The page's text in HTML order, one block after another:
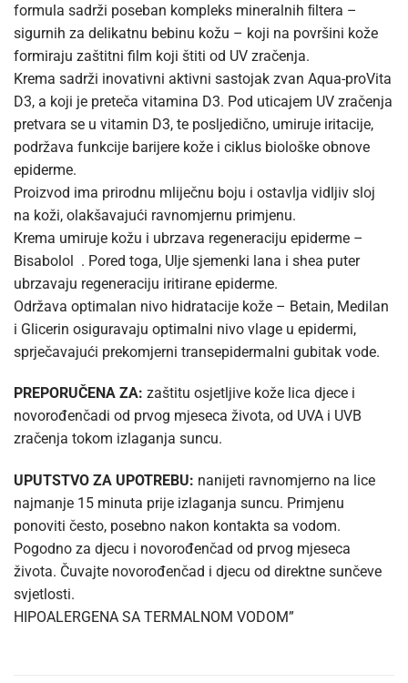
formula sadrži poseban kompleks mineralnih ﬁltera –
sigurnih za delikatnu bebinu kožu – koji na površini kože
formiraju zaštitni film koji štiti od UV zračenja.
Krema sadrži inovativni aktivni sastojak zvan Aqua-proVita
D3, a koji je preteča vitamina D3. Pod uticajem UV zračenja
pretvara se u vitamin D3, te posljedično, umiruje iritacije,
podržava funkcije barijere kože i ciklus biološke obnove
epiderme.
Proizvod ima prirodnu mliječnu boju i ostavlja vidljiv sloj
na koži, olakšavajući ravnomjernu primjenu.
Krema umiruje kožu i ubrzava regeneraciju epiderme –
Bisabolol . Pored toga, Ulje sjemenki lana i shea puter
ubrzavaju regeneraciju iritirane epiderme.
Održava optimalan nivo hidratacije kože – Betain, Medilan
i Glicerin osiguravaju optimalni nivo vlage u epidermi,
sprječavajući prekomjerni transepidermalni gubitak vode.
PREPORUČENA ZA: zaštitu osjetljive kože lica djece i
novorođenčadi od prvog mjeseca života, od UVA i UVB
zračenja tokom izlaganja suncu.
UPUTSTVO ZA UPOTREBU: nanijeti ravnomjerno na lice
najmanje 15 minuta prije izlaganja suncu. Primjenu
ponoviti često, posebno nakon kontakta sa vodom.
Pogodno za djecu i novorođenčad od prvog mjeseca
života. Čuvajte novorođenčad i djecu od direktne sunčeve
svjetlosti.
HIPOALERGENA SA TERMALNOM VODOM”